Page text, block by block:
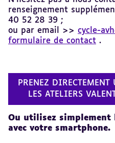
renseignement
40 52 28 39 ;
ou par email >> cycle-
formulaire de contact .
PRENEZ
LES ATELIERS
Ou utilisez simplement
avec votre smartphone.
au
sommaire